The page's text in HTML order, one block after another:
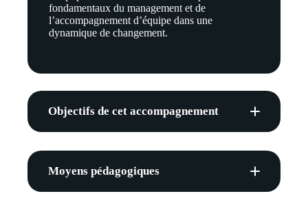
fondamentaux du management et de
l’accompagnement d’équipe dans une
dynamique de changement.
Objectifs de cet accompagnement
attendus de la fonction de Manager dans
équipe au quotidien.
Moyens pédagogiques